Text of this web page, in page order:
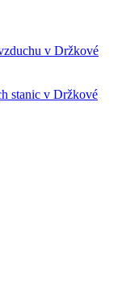
v Držkové
stanic v Držkové